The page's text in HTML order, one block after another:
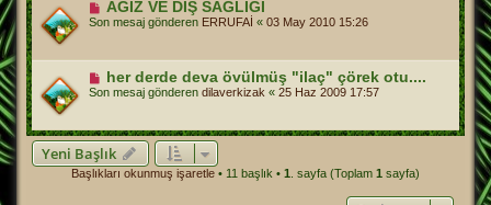
AĞIZ VE DİŞ SAĞLIĞI
Son mesaj gönderen ERRUFAİ « 03 May 2010 15:26
her derde deva övülmüş "ilaç" çörek otu....
Son mesaj gönderen dilaverkizak « 25 Haz 2009 17:57
Yeni Başlık
Başlıkları okunmuş işaretle • 11 başlık • 1 . sayfa (Toplam 1 sayfa)